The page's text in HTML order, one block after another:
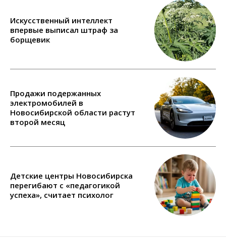
Искусственный интеллект
впервые выписал штраф за
борщевик
Продажи подержанных
электромобилей в
Новосибирской области растут
второй месяц
Детские центры Новосибирска
перегибают с «педагогикой
успеха», считает психолог